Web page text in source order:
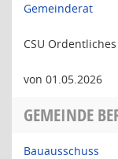
Gemeinderat
CSU
von 01.05.2026
GEMEINDE
Bauausschuss